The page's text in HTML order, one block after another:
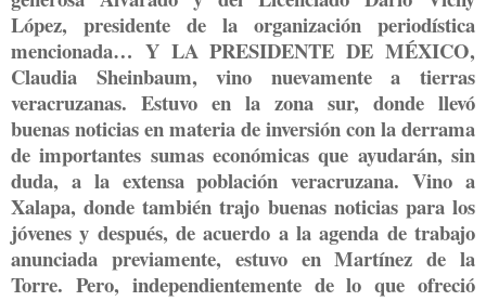
López, presidente de la organización periodística
mencionada… Y LA PRESIDENTE DE MÉXICO,
Claudia Sheinbaum, vino nuevamente a tierras
veracruzanas. Estuvo en la zona sur, donde llevó
buenas noticias en materia de inversión con la derrama
de importantes sumas económicas que ayudarán, sin
duda, a la extensa población veracruzana. Vino a
Xalapa, donde también trajo buenas noticias para los
jóvenes y después, de acuerdo a la agenda de trabajo
anunciada previamente, estuvo en Martínez de la
Torre. Pero, independientemente de lo que ofreció